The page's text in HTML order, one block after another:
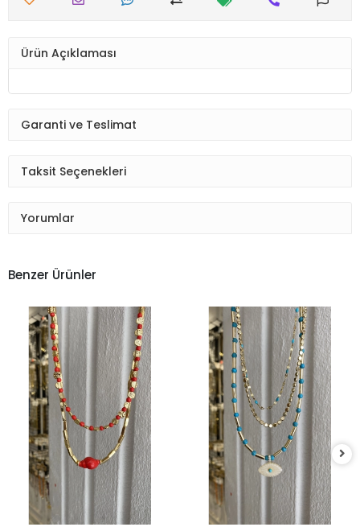
Ürün Açıklaması
Garanti ve Teslimat
Taksit Seçenekleri
Yorumlar
Benzer Ürünler